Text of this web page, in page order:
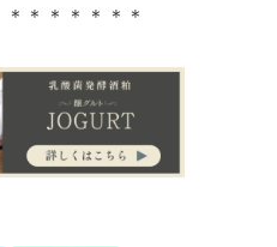
＊＊＊＊＊＊